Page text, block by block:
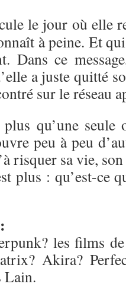
le jour où elle
à peine. Et
Dans ce
a juste quitté
sur le réseau
qu’une seule
peu à peu
risquer sa vie,
plus : qu’est-ce
les films
Akira?
Lain.